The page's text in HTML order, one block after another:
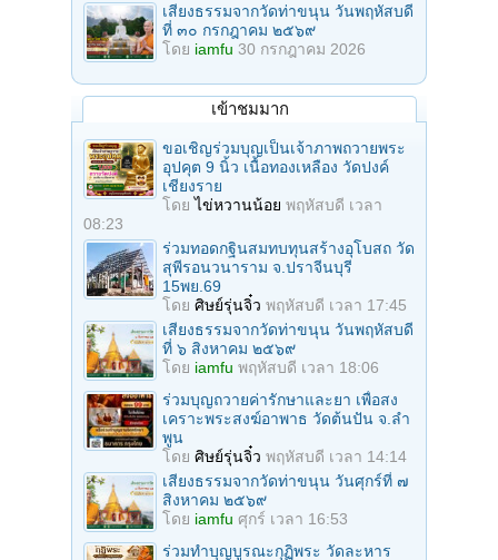
เสียงธรรมจากวัดท่าขนุน วันพฤหัสบดี
ที่ ๓๐ กรกฎาคม ๒๕๖๙
โดย iamfu 30 กรกฎาคม 2026
เข้าชมมาก
ขอเชิญร่วมบุญเป็นเจ้าภาพถวายพระ
อุปคุต 9 นิ้ว เนื้อทองเหลือง วัดปงค์
เชียงราย
โดยไข่หวานน้อย พฤหัสบดี เวลา
08:23
ร่วมทอดกฐินสมทบทุนสร้างอุโบสถ วัด
สุพีรอนวนาราม จ.ปราจีนบุรี
15พย.69
โดย ศิษย์รุ่นจิ๋ว พฤหัสบดี เวลา 17:45
เสียงธรรมจากวัดท่าขนุน วันพฤหัสบดี
ที่ ๖ สิงหาคม ๒๕๖๙
โดย iamfu พฤหัสบดี เวลา 18:06
ร่วมบุญถวายค่ารักษาและยา เพื่อสง
เคราะพระสงฆ์อาพาธ วัดต้นปัน จ.ลํา
พูน
โดย ศิษย์รุ่นจิ๋ว พฤหัสบดี เวลา 14:14
เสียงธรรมจากวัดท่าขนุน วันศุกร์ที่ ๗
สิงหาคม ๒๕๖๙
โดย iamfu ศุกร์ เวลา 16:53
ร่วมทําบุญบูรณะกุฏิพระ วัดละหาร